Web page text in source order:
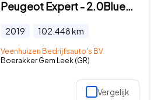
Peugeot Expert - 2.0BlueHDI 120pk Euro 6
2019 102.448km
Veenhuizen Bedrijfsauto's BV
Boerakker Gem Leek (GR)
Vergelijk